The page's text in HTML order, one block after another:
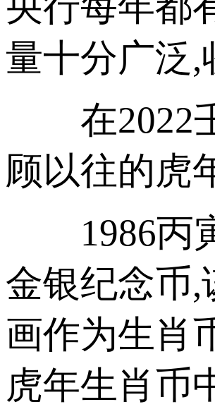
量十分广泛
在2022壬
顾以往的虎
1986丙寅
金银纪念币
画作为生肖
虎年生肖币